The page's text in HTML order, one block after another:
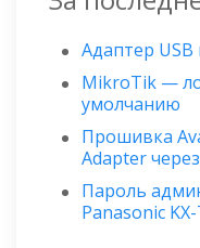
Адаптер USB
MikroTik —
умолчанию
Прошивка
Adapter через
Пароль
Panasonic